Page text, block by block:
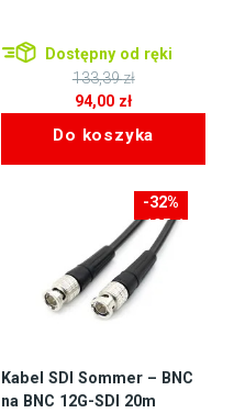
Dostępny od ręki
133,39zł
wynosiła:
133,39 zł.
94,00 zł
wynosi:
Do koszyka
-32%
-105zł
Kabel SDI Sommer – BNC
na BNC 12G-SDI 20m